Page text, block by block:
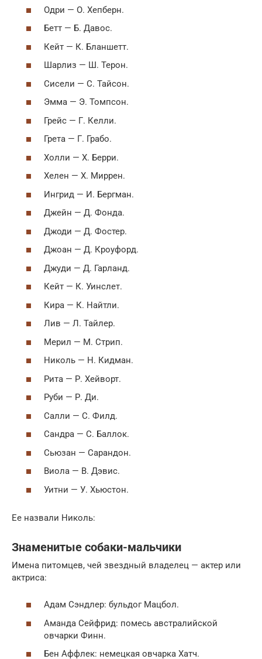
Одри — О. Хепберн.
Бетт — Б. Давос.
Кейт — К. Бланшетт.
Шарлиз — Ш. Терон.
Сисели — С. Тайсон.
Эмма — Э. Томпсон.
Грейс — Г. Келли.
Грета — Г. Грабо.
Холли — Х. Берри.
Хелен — Х. Миррен.
Ингрид — И. Бергман.
Джейн — Д. Фонда.
Джоди — Д. Фостер.
Джоан — Д. Кроуфорд.
Джуди — Д. Гарланд.
Кейт — К. Уинслет.
Кира — К. Найтли.
Лив — Л. Тайлер.
Мерил — М. Стрип.
Николь — Н. Кидман.
Рита — Р. Хейворт.
Руби — Р. Ди.
Салли — С. Филд.
Сандра — С. Баллок.
Сьюзан — Сарандон.
Виола — В. Дэвис.
Уитни — У. Хьюстон.
Ее назвали Николь:
Знаменитые собаки-мальчики
Имена питомцев, чей звездный владелец — актер или
актриса:
Адам Сэндлер: бульдог Мацбол.
Аманда Сейфрид: помесь австралийской
овчарки Финн.
Бен Аффлек: немецкая овчарка Хатч.